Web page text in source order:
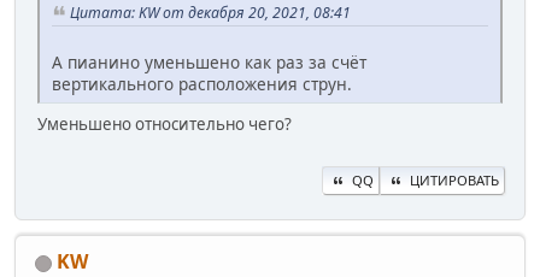
Цитата: KW от декабря 20, 2021, 08:41
А пианино уменьшено как раз за счёт
вертикального расположения струн.
Уменьшено относительно чего?
QQ ЦИТИРОВАТЬ
KW